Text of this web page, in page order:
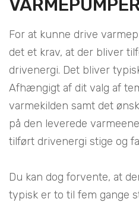
For at kunne drive
det et krav, at der bliver
drivenergi. Det bliver
Afhængigt af dit valg af
varmekilden samt det
på den leverede
tilført drivenergi stige og
Du kan dog forvente, at
typisk er to til fem gange